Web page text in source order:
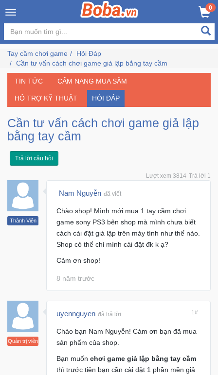
×
Đăng
nhập
Trang
Chủ
Đang
Hot
Chạy
thanh
Phụ
Kiện
0
Tay cầm chơi game
Hỏi Đáp
Cần tư vấn cách chơi game giả lập bằng tay cầm
TIN TỨC CẨM NANG MUA SẮM
HỖ TRỢ KỸ THUẬT HỎI ĐÁP
Cần tư vấn cách chơi game giả lập
bằng tay cầm
Trả lời câu hỏi
Lượt xem 3814 Trả lời 1
Thành Viên
Nam Nguyễn đã viết
Chào shop! Mình mới mua 1 tay cầm chơi
game sony PS3 bên shop mà mình chưa biết
cách cài đặt giả lập trên máy tính như thế nào.
Shop có thể chỉ mình cài đặt đk k ạ?
Cảm ơn shop!
8 năm trước
Quản trị viên
uyennguyen đã trả lời: 1#
Chào bạn Nam Nguyễn! Cảm ơn bạn đã mua
sản phẩm của shop.
Bạn muốn chơi game giả lập bằng tay cầm
thì trước tiên bạn cần cài đặt 1 phần mền giả